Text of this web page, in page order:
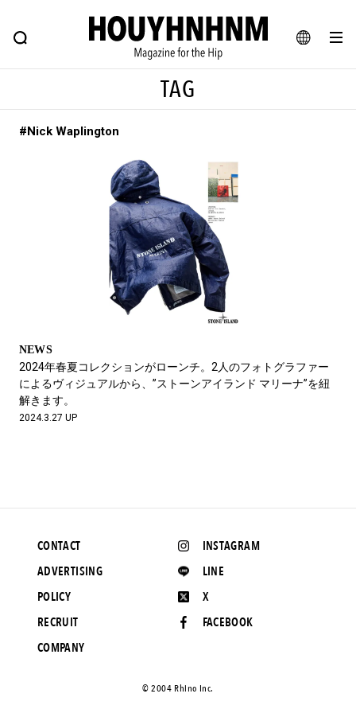
JA
FEATURE BLOG SNAP
ヒップなファッション、カルチャー、ライフスタイルWEBマガジン
#SHOPPING ADDICT #憧れの逸品
#ESSENTIAL DESIGNS #古着サミット
#NEW VINTAGE #マイナーグッド図鑑
#路地裏てぃーん。 #MONTHLY JOURNAL
#GH 銘品の所以 #フイナムのYouTube
#Commune H #FOCUS IT #AH.H
#LIFESTYLE
#SPORTS #HANDSOME HANDBOOK
TAG
#Nick Waplington
NEWS
2024年春夏コレクションがローンチ。2人のフォトグラファー
によるヴィジュアルから、”ストーンアイランド マリーナ”を紐
解きます。
2024.3.27 UP
INSTAGRAM
LINE
X
FACEBOOK
CONTACT
ADVERTISING
POLICY
RECRUIT
COMPANY
©️ 2004 Rhino Inc.